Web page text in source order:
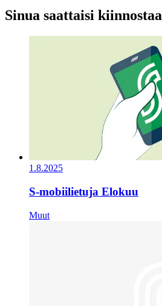
Sinua saattaisi kiinnostaa
1.8.2025
S-mobiilietuja Elokuu
Muut